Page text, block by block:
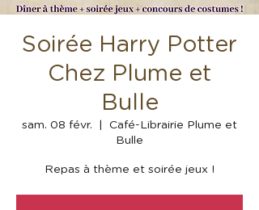
Soirée Harry Potter
Chez Plume et
Bulle
sam. 08 févr.
Café-Librairie Plume et
Bulle
Repas à thème et soirée jeux !